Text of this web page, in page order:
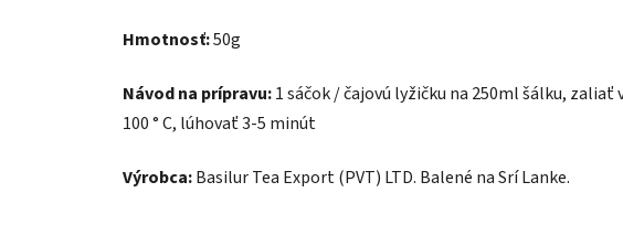
Hmotnosť:50g
Návod na prípravu:1 sáčok / čajovú lyžičku na 250ml šálku, zaliať
100 ° C, lúhovať 3-5 minút
Výrobca:Basilur Tea Export (PVT) LTD. Balené na Srí Lanke.